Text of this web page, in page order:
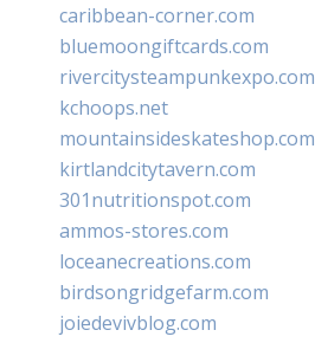
caribbean-corner.com
bluemoongiftcards.com
rivercitysteampunkexpo.com
kchoops.net
mountainsideskateshop.com
kirtlandcitytavern.com
301nutritionspot.com
ammos-stores.com
loceanecreations.com
birdsongridgefarm.com
joiedevivblog.com